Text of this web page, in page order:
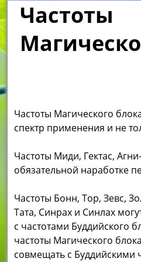
Частоты
Частоты Магического
спектр применения и не
Частоты Миди, Гектас,
обязательной наработке
Частоты Бонн, Тор, Зевс,
Тата, Синрах и Синлах
с частотами Буддийского
частоты Магического
совмещать с Буддийскими